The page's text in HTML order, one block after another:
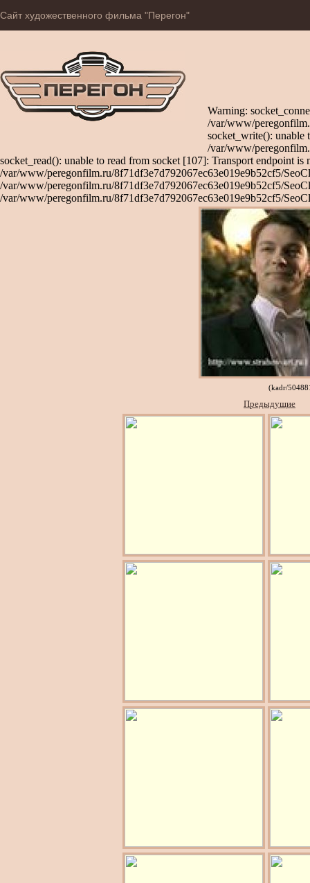
Сайт художественного фильма "Перегон"
Warning:
/var/www/
socket_write(): unable
/var/www/
socket_read(): unable to read from socket [107]: Transport endpoint is
/var/www/peregonfilm.ru/8f71df3e7d792067ec63e019e9b52cf5/
/var/www/peregonfilm.ru/8f71df3e7d792067ec63e019e9b52cf5/
/var/www/peregonfilm.ru/8f71df3e7d792067ec63e019e9b52cf5/
(kadr/
Предыдущие